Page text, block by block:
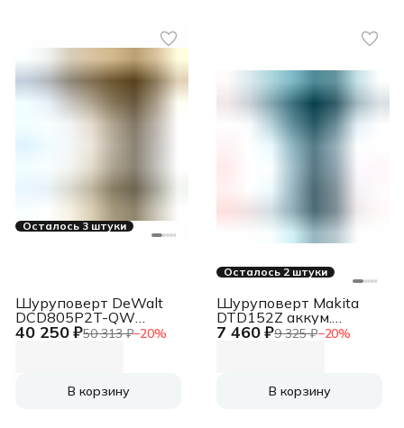
Осталось 3 штуки
40 250 ₽50 313 ₽−20%
Шуруповерт DeWalt
DCD805P2T-QW
аккум.
В корзину
Осталось 2 штуки
7 460 ₽9 325 ₽−20%
Шуруповерт Makita
DTD152Z аккум.
патрон:быстрозажимной
В корзину